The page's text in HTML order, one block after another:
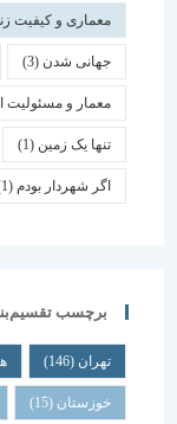
معماری و کیفیت زندگی(6)
جهانی شدن(3) فناوری
معمار و مسئولیت اجتماعی
تنها یک زمین(1)
اگر شهردار بودم (1)
برچسب تقسیم‌بندی
همدان
خوزستان(15)